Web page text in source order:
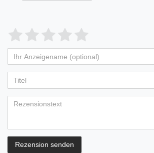
Bewertungssterne
von
5
4
von
5
3
von
5
2
von
5
1
von
5
Bewertungssternen
Anzeigename
(optional)
Rezension senden